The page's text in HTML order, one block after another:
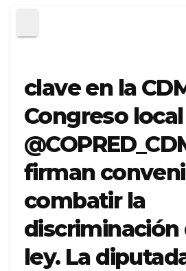
clave en la
Congreso
firman
combatir la
discriminación
ley. La